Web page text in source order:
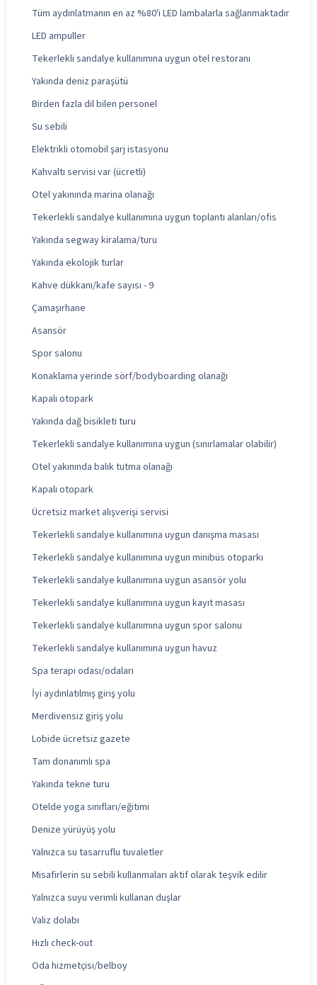
Tüm aydınlatmanın en az %80'i LED lambalarla sağlanmaktadır
LED ampuller
Tekerlekli sandalye kullanımına uygun otel restoranı
Yakında deniz paraşütü
Birden fazla dil bilen personel
Su sebili
Elektrikli otomobil şarj istasyonu
Kahvaltı servisi var (ücretli)
Otel yakınında marina olanağı
Tekerlekli sandalye kullanımına uygun toplantı alanları/ofis
Yakında segway kiralama/turu
Yakında ekolojik turlar
Kahve dükkanı/kafe sayısı - 9
Çamaşırhane
Asansör
Spor salonu
Konaklama yerinde sörf/bodyboarding olanağı
Kapalı otopark
Yakında dağ bisikleti turu
Tekerlekli sandalye kullanımına uygun (sınırlamalar olabilir)
Otel yakınında balık tutma olanağı
Kapalı otopark
Ücretsiz market alışverişi servisi
Tekerlekli sandalye kullanımına uygun danışma masası
Tekerlekli sandalye kullanımına uygun minibüs otoparkı
Tekerlekli sandalye kullanımına uygun asansör yolu
Tekerlekli sandalye kullanımına uygun kayıt masası
Tekerlekli sandalye kullanımına uygun spor salonu
Tekerlekli sandalye kullanımına uygun havuz
Spa terapi odası/odaları
İyi aydınlatılmış giriş yolu
Merdivensiz giriş yolu
Lobide ücretsiz gazete
Tam donanımlı spa
Yakında tekne turu
Otelde yoga sınıfları/eğitimi
Denize yürüyüş yolu
Yalnızca su tasarruflu tuvaletler
Misafirlerin su sebili kullanmaları aktif olarak teşvik edilir
Yalnızca suyu verimli kullanan duşlar
Valiz dolabı
Hızlı check-out
Oda hizmetçisi/belboy